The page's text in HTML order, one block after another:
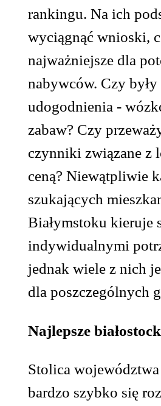
rankingu. Na ich
wyciągnąć wnioski,
najważniejsze dla
nabywców. Czy były
udogodnienia -
zabaw? Czy
czynniki związane z
ceną? Niewątpliwie
szukających
Białymstoku kieruje
indywidualnymi
jednak wiele z nich
dla poszczególnych
Najlepsze
Stolica
bardzo szybko się